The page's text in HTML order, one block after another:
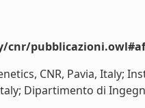
cnr/
CNR, Pavia, Italy;
Dipartimento di